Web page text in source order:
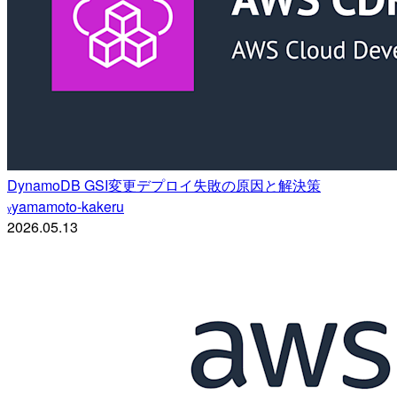
DynamoDB GSI変更デプロイ失敗の原因と解決策
yyamamoto-kakeru
2026.05.13